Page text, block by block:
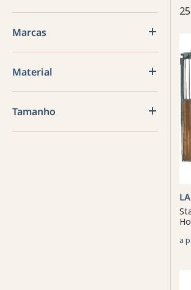
Marcas
Material
Tamanho
a